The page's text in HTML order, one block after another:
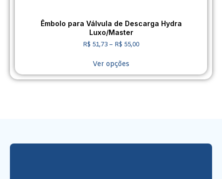
Êmbolo para Válvula de Descarga Hydra
Luxo/Master
R$ 51,73 – R$ 55,00
Ver opções